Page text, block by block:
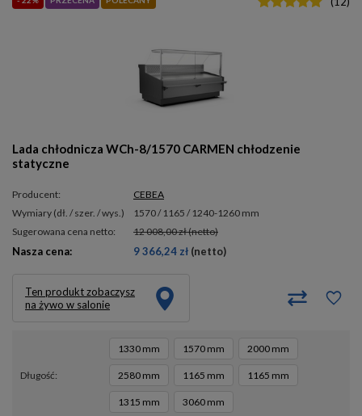
Lada chłodnicza WCh-8/1570 CARMEN chłodzenie
statyczne
Producent:
CEBEA
wymiary (dł. / szer. / wys.)
1570 / 1165 / 1240-1260 mm
Sugerowana cena netto:
12 008,00 zł(netto)
Nasza cena: 9 366,24 zł (netto)
Ten produkt zobaczysz
na żywo w salonie
długość
1330 mm 1570 mm 2000 mm
2580 mm 1165 mm 1165 mm
1315 mm 3060 mm